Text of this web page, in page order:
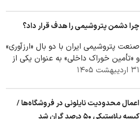
چرا دشمن پتروشیمی را هدف قرار داد؟
صنعت پتروشیمی ایران با دو بال «ارزآوری»
و «تأمین خوراک داخلی» به‌ عنوان یکی از
حیاتی‌ترین ارکان اقتصاد ملی شناخته
۳۱ اردیبهشت ۱۴۰۵
اعمال محدودیت نایلونی در فروشگاه‌ها /